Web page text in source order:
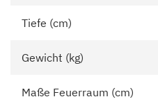
Tiefe (cm)
Gewicht (kg)
Maße Feuerraum (cm)